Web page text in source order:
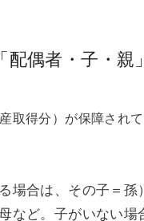
偶者・子・親
取得分）が保障され
場合は、その子＝孫）
など。子がいない場